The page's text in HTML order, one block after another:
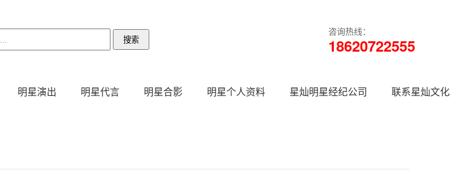
咨询热线：
18620722555
明星演出 明星代言 明星合影 明星个人资料 星灿明星经纪公司 联系星灿文化